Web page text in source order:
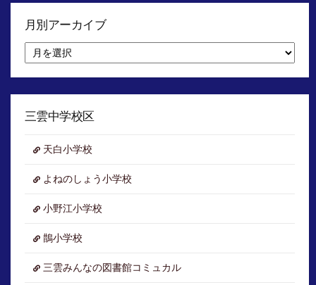
月別アーカイブ
別
ア
イ
三雲中学校区
天白小学校
よねのしょう小学校
小野江小学校
鵲小学校
三雲みんなの図書館コミュカル